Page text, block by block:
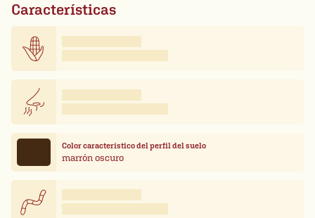
Características
Color característico del perfil del suelo
marrón oscuro